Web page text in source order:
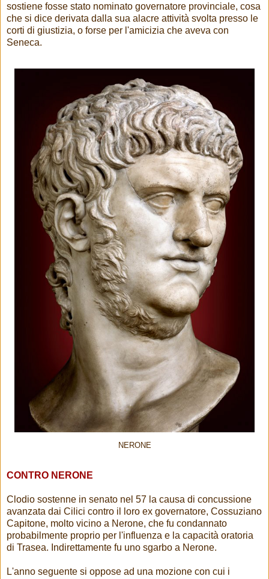
sostiene fosse stato nominato governatore provinciale, cosa
che si dice derivata dalla sua alacre attività svolta presso le
corti di giustizia, o forse per l'amicizia che aveva con
Seneca.
NERONE
CONTRO NERONE
Clodio sostenne in senato nel 57 la causa di concussione
avanzata dai Cilici contro il loro ex governatore, Cossuziano
Capitone, molto vicino a Nerone, che fu condannato
probabilmente proprio per l'influenza e la capacità oratoria
di Trasea. Indirettamente fu uno sgarbo a Nerone.
L'anno seguente si oppose ad una mozione con cui i